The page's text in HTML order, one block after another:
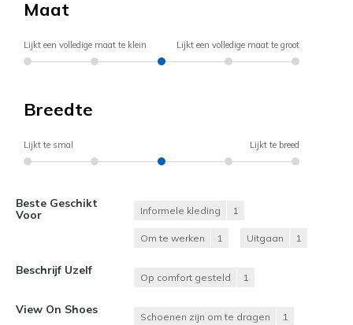
Maat
Lijkt een volledige maat te klein Lijkt een volledige maat te groot
Breedte
Lijkt te smal Lijkt te breed
Beste Geschikt
Voor
Informele kleding 1
Om te werken 1 Uitgaan 1
Beschrijf Uzelf
Op comfort gesteld 1
View On Shoes
Schoenen zijn om te dragen 1